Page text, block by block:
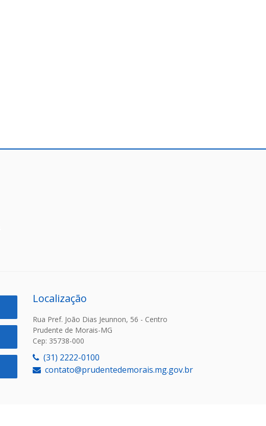
Localização
Rua Pref. João Dias Jeunnon, 56 - Centro
Prudente de Morais-MG
Cep: 35738-000
(31) 2222-0100
contato@prudentedemorais.mg.gov.br